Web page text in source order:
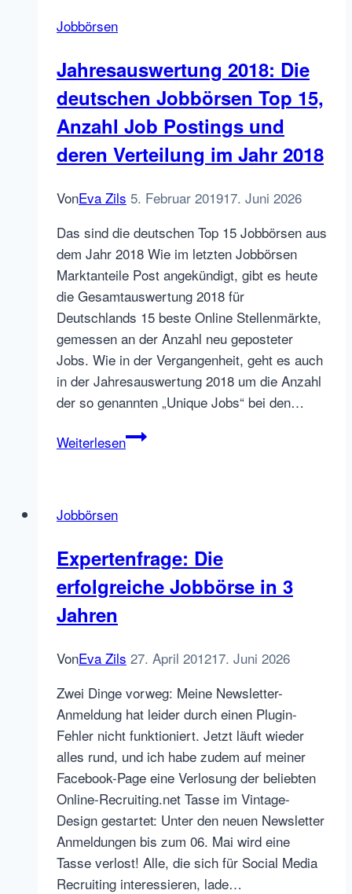
Jobbörsen
Jahresauswertung 2018: Die
deutschen Jobbörsen Top 15,
Anzahl Job Postings und
deren Verteilung im Jahr 2018
VonEva Zils 5. Februar 201917. Juni 2026
Das sind die deutschen Top 15 Jobbörsen aus
dem Jahr 2018 Wie im letzten Jobbörsen
Marktanteile Post angekündigt, gibt es heute
die Gesamtauswertung 2018 für
Deutschlands 15 beste Online Stellenmärkte,
gemessen an der Anzahl neu geposteter
Jobs. Wie in der Vergangenheit, geht es auch
in der Jahresauswertung 2018 um die Anzahl
der so genannten „Unique Jobs“ bei den…
WeiterlesenJahresauswertung
15,
Anzahl
deren
Verteilung
im
Jahr
2018
Jobbörsen
Expertenfrage: Die
erfolgreiche Jobbörse in 3
Jahren
VonEva Zils 27. April 201217. Juni 2026
Zwei Dinge vorweg: Meine Newsletter-
Anmeldung hat leider durch einen Plugin-
Fehler nicht funktioniert. Jetzt läuft wieder
alles rund, und ich habe zudem auf meiner
Facebook-Page eine Verlosung der beliebten
Online-Recruiting.net Tasse im Vintage-
Design gestartet: Unter den neuen Newsletter
Anmeldungen bis zum 06. Mai wird eine
Tasse verlost! Alle, die sich für Social Media
Recruiting interessieren, lade…